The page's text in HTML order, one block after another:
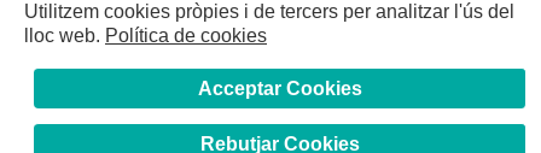
Utilitzem cookies pròpies i de tercers per analitzar l'ús del
lloc web. Política de cookies
Acceptar Cookies
Rebutjar Cookies